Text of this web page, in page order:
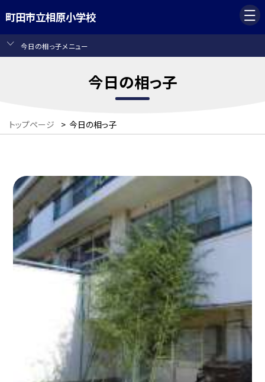
町田市立相原小学校
今日の相っ子メニュー
今日の相っ子
トップページ > 今日の相っ子